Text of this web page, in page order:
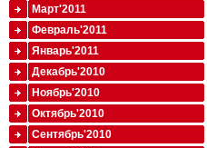
Март'2011
Февраль'2011
Январь'2011
Декабрь'2010
Ноябрь'2010
Октябрь'2010
Сентябрь'2010